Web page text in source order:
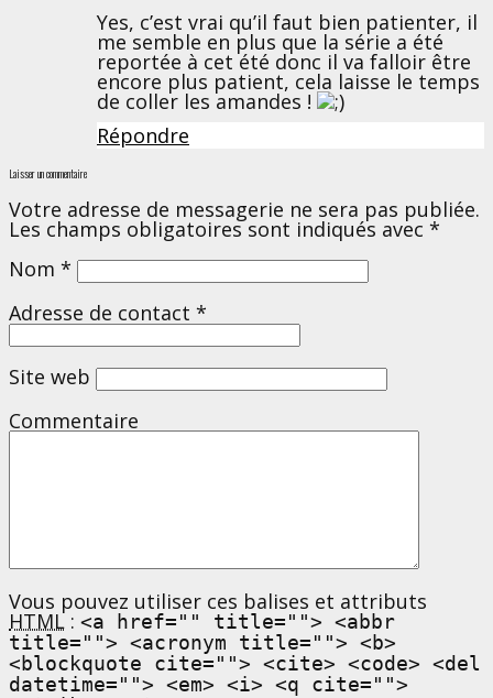
Yes, c’est vrai qu’il faut bien patienter, il
me semble en plus que la série a été
reportée à cet été donc il va falloir être
encore plus patient, cela laisse le temps
de coller les amandes !
Répondre
Laisser un commentaire
Votre adresse de messagerie ne sera pas publiée.
Les champs obligatoires sont indiqués avec *
Nom *
Adresse de contact *
Site web
Commentaire
Vous pouvez utiliser ces balises et attributs
HTML : <a href="" title=""> <abbr
title=""> <acronym title=""> <b>
<blockquote cite=""> <cite> <code> <del
datetime=""> <em> <i> <q cite="">